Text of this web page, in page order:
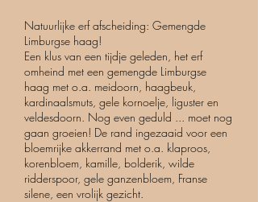
Natuurlijke erf afscheiding: Gemengde
Limburgse haag!
Een klus van een tijdje geleden, het erf
omheind met een gemengde Limburgse
haag met o.a. meidoorn, haagbeuk,
kardinaalsmuts, gele kornoelje, liguster en
veldesdoorn. Nog even geduld ... moet nog
gaan groeien! De rand ingezaaid voor een
bloemrijke akkerrand met o.a. klaproos,
korenbloem, kamille, bolderik, wilde
ridderspoor, gele ganzenbloem, Franse
silene, een vrolijk gezicht.